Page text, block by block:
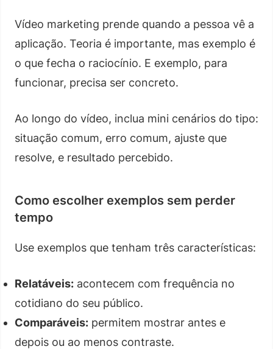
Vídeo marketing prende quando a pessoa vê a
aplicação. Teoria é importante, mas exemplo é
o que fecha o raciocínio. E exemplo, para
funcionar, precisa ser concreto.
Ao longo do vídeo, inclua mini cenários do tipo:
situação comum, erro comum, ajuste que
resolve, e resultado percebido.
Como escolher exemplos sem perder
tempo
Use exemplos que tenham três características:
Relatáveis: acontecem com frequência no
cotidiano do seu público.
Comparáveis: permitem mostrar antes e
depois ou ao menos contraste.